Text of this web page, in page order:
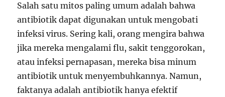
Salah satu mitos paling umum adalah bahwa
antibiotik dapat digunakan untuk mengobati
infeksi virus. Sering kali, orang mengira bahwa
jika mereka mengalami flu, sakit tenggorokan,
atau infeksi pernapasan, mereka bisa minum
antibiotik untuk menyembuhkannya. Namun,
faktanya adalah antibiotik hanya efektif